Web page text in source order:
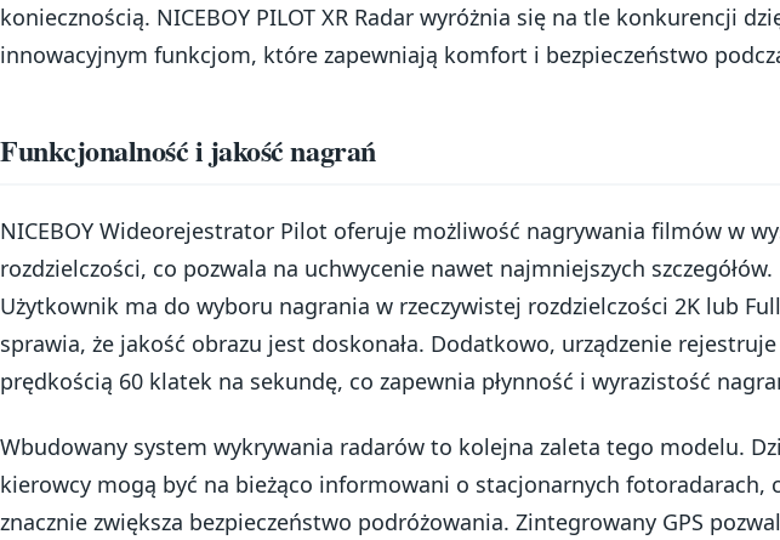
koniecznością. NICEBOY PILOT XR Radar wyróżnia się na tle konkurencji
innowacyjnym funkcjom, które zapewniają komfort i bezpieczeństwo
Funkcjonalność i jakość nagrań
NICEBOY Wideorejestrator Pilot oferuje możliwość nagrywania filmów w
rozdzielczości, co pozwala na uchwycenie nawet najmniejszych szczegółów.
Użytkownik ma do wyboru nagrania w rzeczywistej rozdzielczości 2K lub
sprawia, że jakość obrazu jest doskonała. Dodatkowo, urządzenie
prędkością 60 klatek na sekundę, co zapewnia płynność i wyrazistość
Wbudowany system wykrywania radarów to kolejna zaleta tego modelu.
kierowcy mogą być na bieżąco informowani o stacjonarnych fotoradarach,
znacznie zwiększa bezpieczeństwo podróżowania. Zintegrowany GPS